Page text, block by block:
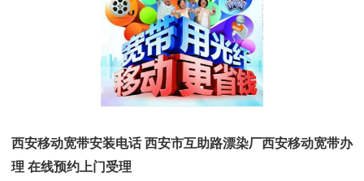
西安移动宽带安装电话 西安市互助路漂染厂西安移动宽带办
理 在线预约上门受理